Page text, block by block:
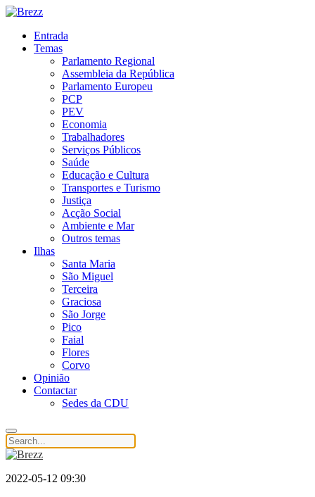
Entrada
Temas
Parlamento Regional
Assembleia da República
Parlamento Europeu
PCP
PEV
Economia
Trabalhadores
Serviços Públicos
Saúde
Educação e Cultura
Transportes e Turismo
Justiça
Acção Social
Ambiente e Mar
Outros temas
Ilhas
Santa Maria
São Miguel
Terceira
Graciosa
São Jorge
Pico
Faial
Flores
Corvo
Opinião
Contactar
Sedes da CDU
2022-05-12 09:30